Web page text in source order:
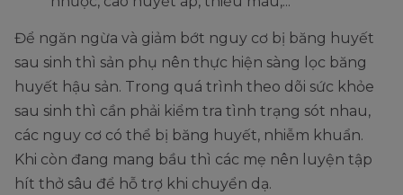
Để ngăn ngừa và giảm bớt nguy cơ bị băng huyết
sau sinh thì sản phụ nên thực hiện sàng lọc băng
huyết hậu sản. Trong quá trình theo dõi sức khỏe
sau sinh thì cần phải kiểm tra tình trạng sót nhau,
các nguy cơ có thể bị băng huyết, nhiễm khuẩn.
Khi còn đang mang bầu thì các mẹ nên luyện tập
hít thở sâu để hỗ trợ khi chuyển dạ.